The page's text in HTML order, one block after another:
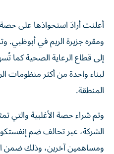
أعلنت أرادَ استحواذها على
ومقره جزيرة الريم في أبوظبي.
إلى قطاع الرعاية الصحية
لبناء واحدة من أكثر منظومات
المنطقة.
الشركة، عبر تحالف ضم
ومساهمين آخرين، وذلك ضمن